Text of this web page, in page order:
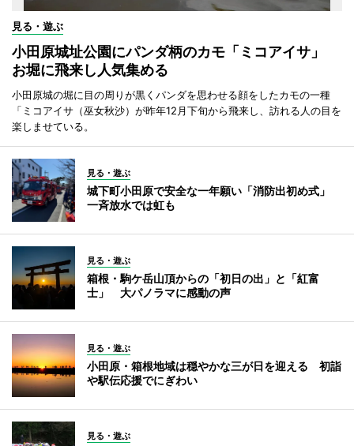
見る・遊ぶ
小田原城址公園にパンダ柄のカモ「ミコアイサ」
お堀に飛来し人気集める
小田原城の堀に目の周りが黒くパンダを思わせる顔をしたカモの一種
「ミコアイサ（巫女秋沙）が昨年12月下旬から飛来し、訪れる人の目を
楽しませている。
見る・遊ぶ
城下町小田原で安全な一年願い「消防出初め式」
一斉放水では虹も
見る・遊ぶ
箱根・駒ケ岳山頂からの「初日の出」と「紅富
士」 大パノラマに感動の声
見る・遊ぶ
小田原・箱根地域は穏やかな三が日を迎える 初詣
や駅伝応援でにぎわい
見る・遊ぶ